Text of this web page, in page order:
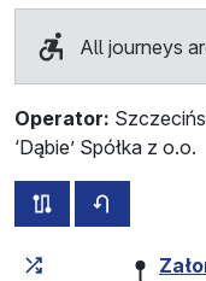
All journeys
Operator:
‘Dąbie’ Spółka z o.o.
all routes of this
Cumulative travel